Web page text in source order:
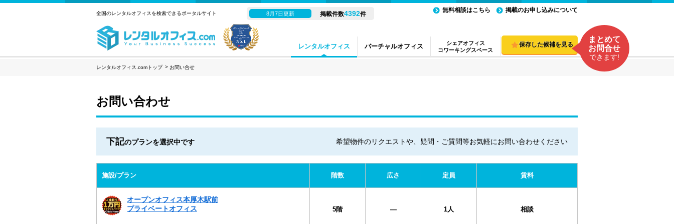
レンタルオフィス バーチャルオフィス
シェアオフィス
コワーキングスペース
全国のレンタルオフィスを検索できるポータルサイト 8月7日更新 掲載件数4392件
無料相談はこちら 掲載のお申し込みについて
保存した候補を見る
まとめて
お問合せ
できます!
レンタルオフィス.comトップ お問い合せ
お問い合わせ
下記のプランを選択中です 希望物件のリクエストや、疑問・ご質問等お気軽にお問い合わせください
施設/プラン 階数 広さ 定員 賃料
オープンオフィス本厚木駅前
プライベートオフィス
5階 ― 1人 相談